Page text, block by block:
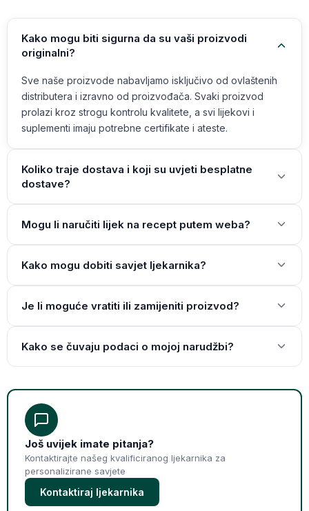
Kako mogu biti sigurna da su vaši proizvodi
originalni?
Sve naše proizvode nabavljamo isključivo od ovlaštenih
distributera i izravno od proizvođača. Svaki proizvod
prolazi kroz strogu kontrolu kvalitete, a svi lijekovi i
suplementi imaju potrebne certifikate i ateste.
Koliko traje dostava i koji su uvjeti besplatne
dostave?
Mogu li naručiti lijek na recept putem weba?
Kako mogu dobiti savjet ljekarnika?
Je li moguće vratiti ili zamijeniti proizvod?
Kako se čuvaju podaci o mojoj narudžbi?
Još uvijek imate pitanja?
Kontaktirajte našeg kvalificiranog ljekarnika za
personalizirane savjete
Kontaktiraj ljekarnika